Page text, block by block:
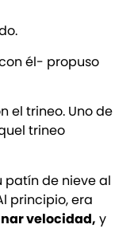
él- propuso
el trineo. Uno de
trineo
patín de nieve al
principio, era
velocidad, y